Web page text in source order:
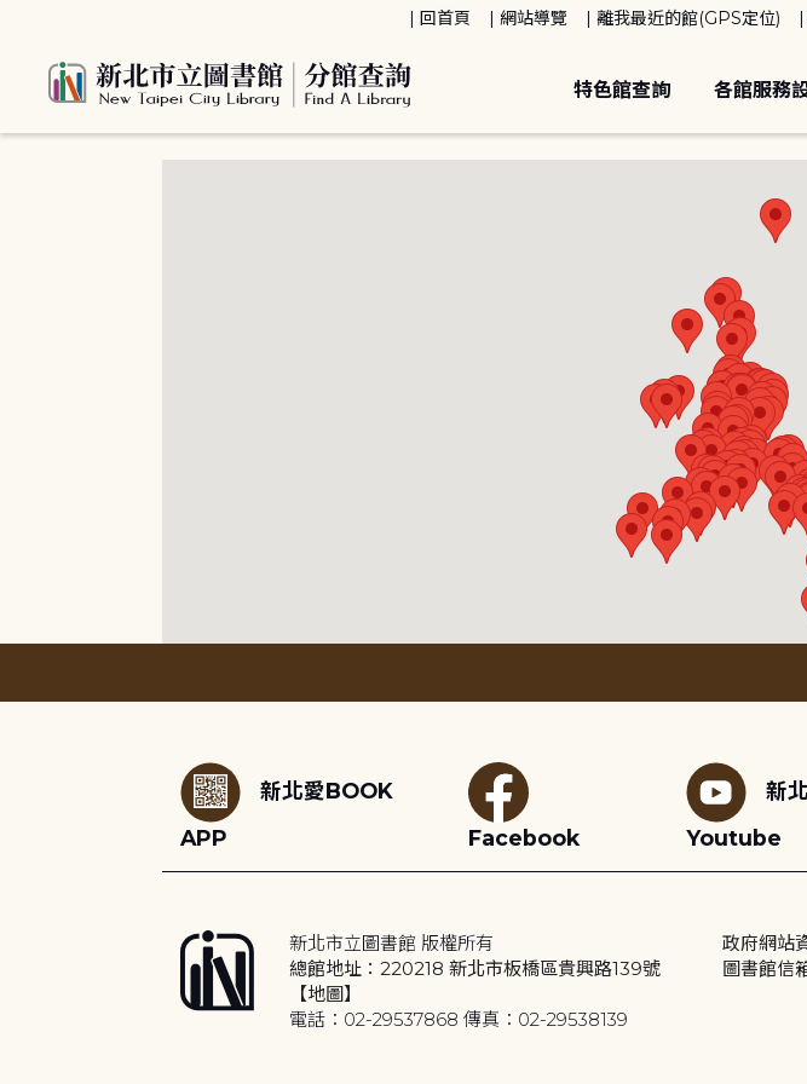
回首頁 網站導覽 離我最近的館(GPS定位)
特色館查詢 各館服務
新北愛BOOK
APP
Facebook
新
Youtube
新北市立圖書館 版權所有
總館地址：220218 新北市板橋區貴興路139號
【地圖】
電話：02-29537868 傳真：02-29538139
政府網站
圖書館信